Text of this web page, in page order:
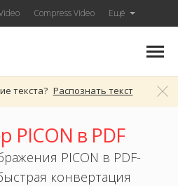
Compress Video Ещё
текста? Распознать текст
PICON в PDF
PICON в PDF-
конвертация